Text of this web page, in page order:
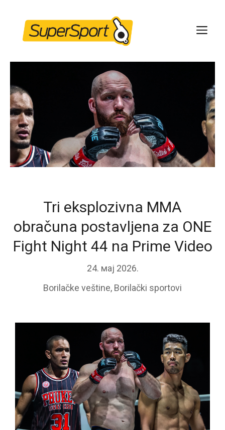
content
Tri eksplozivna MMA
obračuna postavljena za ONE
Fight Night 44 na Prime Video
24. мај 2026.
Borilačke veštine, Borilački sportovi